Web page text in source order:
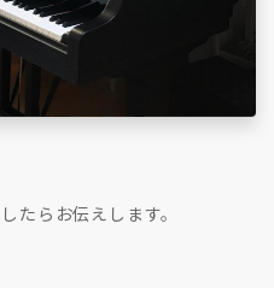
たらお伝えします。